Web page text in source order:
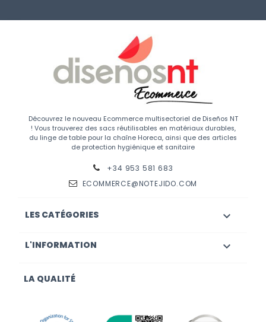
Découvrez le nouveau Ecommerce multisectoriel de Diseños NT
! Vous trouverez des sacs réutilisables en matériaux durables,
du linge de table pour la chaîne Horeca, ainsi que des articles
de protection hygiénique et sanitaire
+34 953 581 683
ECOMMERCE@NOTEJIDO.COM
LES CATÉGORIES 
L'INFORMATION 
LA QUALITÉ